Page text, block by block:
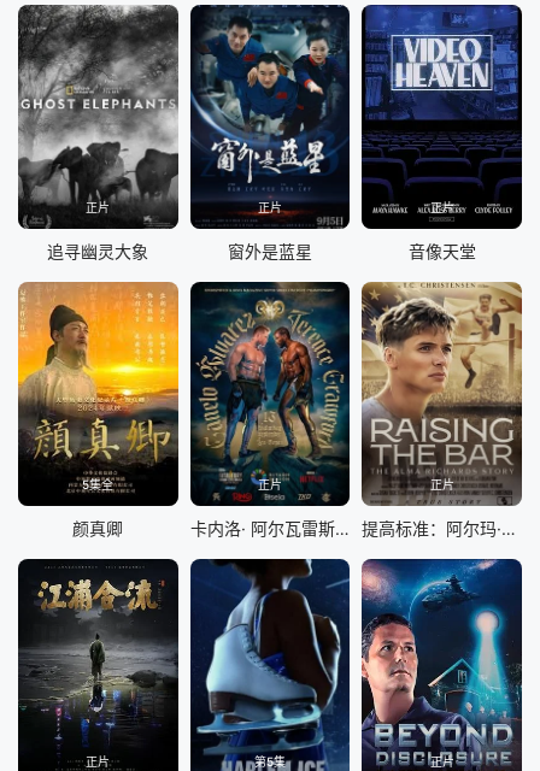
正片
追寻幽灵大象
正片
窗外是蓝星
正片
音像天堂
5集全
颜真卿
正片
卡内洛· 阿尔瓦雷斯 vs 特伦斯·克劳福德
正片
提高标准：阿尔玛·理查兹的故事
正片 第5集 正片